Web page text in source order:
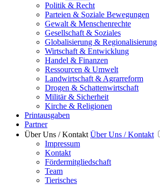
Politik & Recht
Parteien & Soziale Bewegungen
Gewalt & Menschenrechte
Gesellschaft & Soziales
Globalisierung & Regionalisierung
Wirtschaft & Entwicklung
Handel & Finanzen
Ressourcen & Umwelt
Landwirtschaft & Agrarreform
Drogen & Schattenwirtschaft
Militär & Sicherheit
Kirche & Religionen
Printausgaben
Partner
Über Uns / Kontakt Über Uns / Kontakt
Impressum
Kontakt
Fördermitgliedschaft
Team
Tierisches